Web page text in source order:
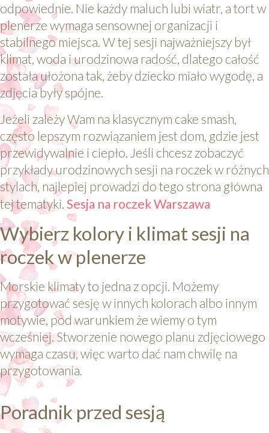
odpowiednie. Nie każdy maluch lubi wiatr, a tort w
plenerze wymaga sensownej organizacji i
stabilnego miejsca. W tej sesji najważniejszy był
klimat, woda i urodzinowa radość, dlatego całość
została ułożona tak, żeby dziecko miało wygodę, a
zdjęcia były spójne.
Jeżeli zależy Wam na klasycznym cake smash,
często lepszym rozwiązaniem jest dom, gdzie jest
przewidywalnie i ciepło. Jeśli chcesz zobaczyć
przykłady urodzinowych sesji na roczek w różnych
stylach, najlepiej prowadzi do tego strona główna
tej tematyki. Sesja na roczek Warszawa
Wybierz kolory i klimat sesji na
roczek w plenerze
Morskie klimaty to jedna z opcji. Możemy
przygotować sesję w innych kolorach albo innym
motywie, pod warunkiem że wiemy o tym
wcześniej. Stworzenie nowego planu zdjęciowego
wymaga czasu, więc warto dać nam chwilę na
przygotowania.
Poradnik przed sesją